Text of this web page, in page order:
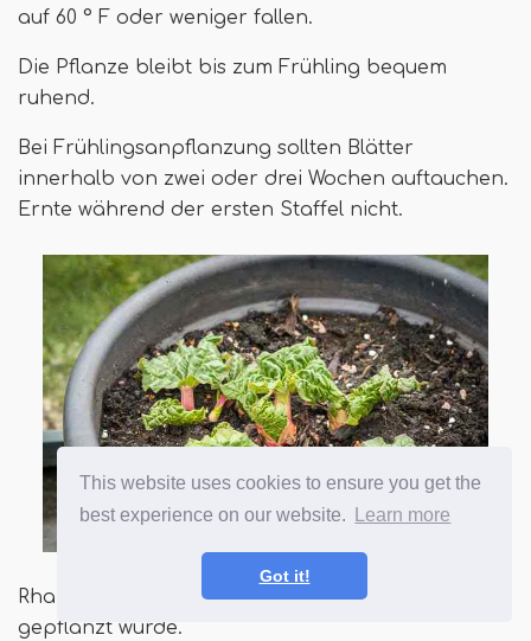
This website uses cookies to ensure you get the
best experience on our website.
Learn more
Got it!
auf 60 ° F oder weniger fallen.
Die Pflanze bleibt bis zum Frühling bequem
ruhend.
Bei Frühlingsanpflanzung sollten Blätter
innerhalb von zwei oder drei Wochen auftauchen.
Ernte während der ersten Staffel nicht.
Rhabarber, der aus kleinen bloßen Wurzeln
gepflanzt wurde.